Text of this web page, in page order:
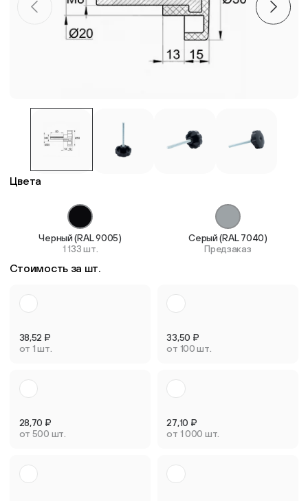
Цвета
Черный (RAL 9005)
1 133 шт.
Серый (RAL 7040)
Предзаказ
Стоимость за шт.
38,52 ₽
от 1 шт.
33,50 ₽
от 100 шт.
28,70 ₽
от 500 шт.
27,10 ₽
от 1 000 шт.
Пластиковые столешницы для школьных парт
Комплектующие для мебели
Стулья
Система выравнивания плитки